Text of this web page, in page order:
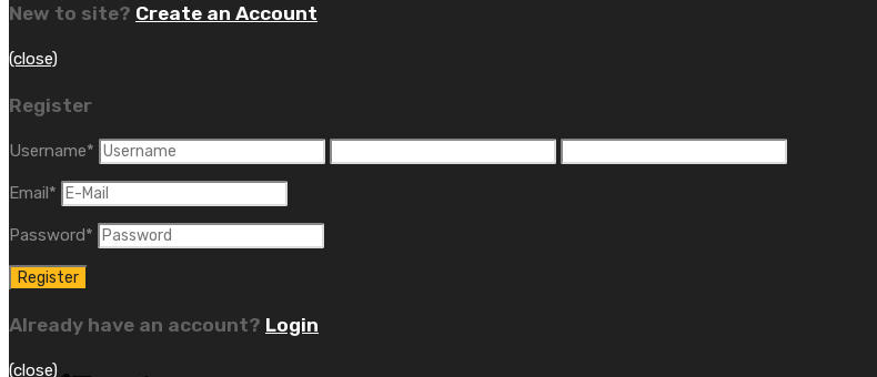
New to site? Create an Account
(close)
Register
Username*
Email*
Password*
Already have an account? Login
(close)